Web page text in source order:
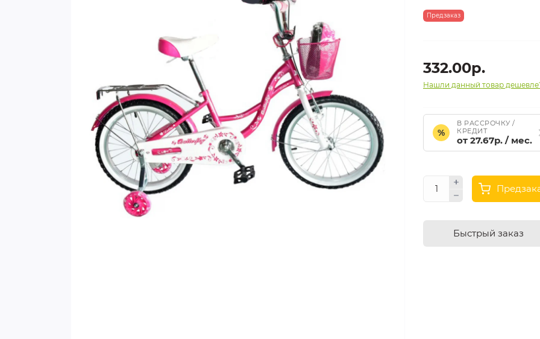
Предзаказ
332.00р.
Нашли данный товар
%
В РАССРОЧКУ /
КРЕДИТ
от 27.67р. / мес.
Быстрый заказ